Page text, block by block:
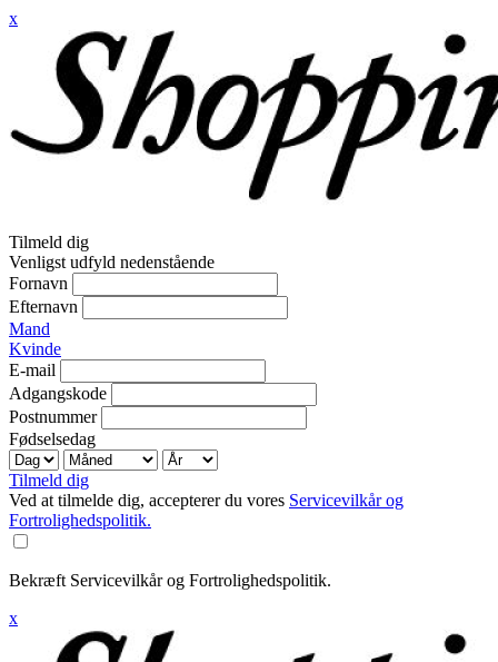
x
Tilmeld dig
Venligst udfyld nedenstående
Fornavn
Efternavn
Mand
Kvinde
E-mail
Adgangskode
Postnummer
Fødselsedag
Tilmeld dig
Ved at tilmelde dig, accepterer du vores Servicevilkår og
Fortrolighedspolitik.
Bekræft Servicevilkår og Fortrolighedspolitik.
x